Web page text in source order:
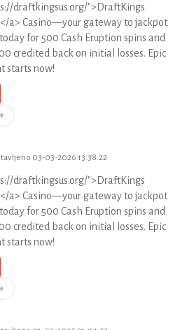
draftkingsus.org/">DraftKings
a> Casino—your gateway to jackpot
for 500 Cash Eruption spins and
credited back on initial losses. Epic
starts now!
03-03-2026 13:38:22
draftkingsus.org/">DraftKings
a> Casino—your gateway to jackpot
for 500 Cash Eruption spins and
credited back on initial losses. Epic
starts now!